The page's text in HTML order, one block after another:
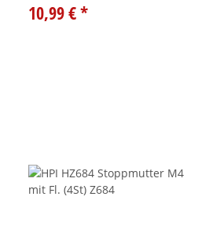
10,99 €*